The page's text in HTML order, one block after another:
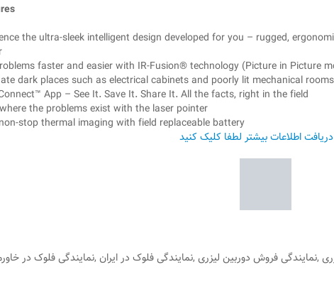
the ultra-sleek intelligent design developed for you – rugged,
faster and easier with IR-Fusion® technology (Picture in Picture
dark places such as electrical cabinets and poorly lit mechanical
App – See It. Save It. Share It. All the facts, right in the field
the problems exist with the laser pointer
stop thermal imaging with field replaceable battery
دریافت اطلاعات بیشتر لطفا کلیک کنید
,نمایندگی فروش دوربین لیزری ,نمایندگی فلوک در ایران ,نمایندگی فلوک در